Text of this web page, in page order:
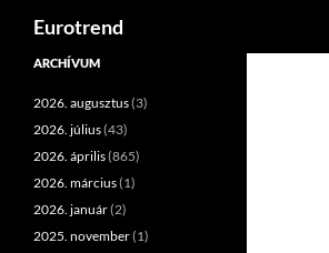
Kilépés
Eurotrend
ARCHÍVUM
2026. augusztus(3)
2026. július(43)
2026. április(865)
2026. március(1)
2026. január(2)
2025. november(1)